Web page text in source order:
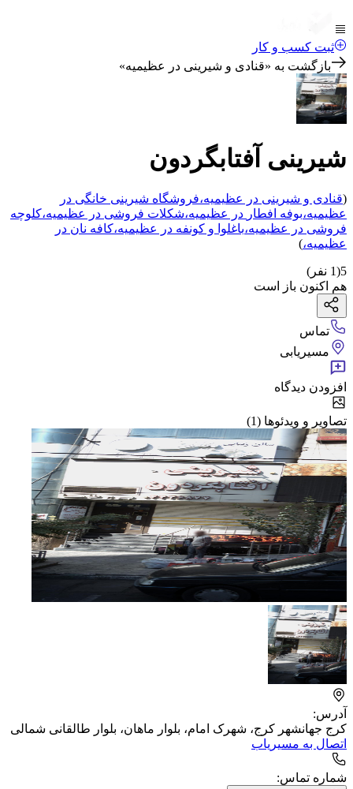
ثبت کسب و کار
بازگشت به «قنادی و شیرینی در عظیمیه»
شیرینی آفتابگردون
(قنادی و شیرینی در عظیمیه،فروشگاه شیرینی خانگی در
عظیمیه،بوفه افطار در عظیمیه،شکلات فروشی در عظیمیه،کلوچه
فروشی در عظیمیه،باغلوا و کونفه در عظیمیه،کافه نان در
عظیمیه،)
5
(
1 نفر)
هم اکنون باز است
تماس
مسیریابی
افزودن دیدگاه
تصاویر و ویدئوها (1)
آدرس:
کرج جهانشهر کرج، شهرک امام، بلوار ماهان، بلوار طالقانی شمالی
اتصال به مسیریاب
شماره تماس: